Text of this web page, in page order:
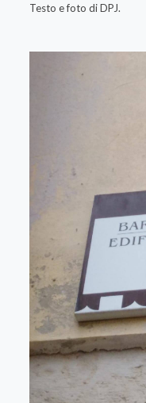
Testo e foto di DPJ.